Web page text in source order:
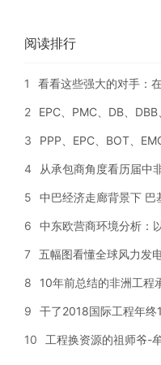
阅读排行
1 看看这些强大的对手：
2 EPC、PMC、DB、
3 PPP、EPC、BOT、
4 从承包商角度看历届中
5 中巴经济走廊背景下
6 中东欧营商环境分析：
7 五幅图看懂全球风力发
8 10年前总结的非洲工程
9 干了2018国际工程年
10 工程换资源的祖师爷-